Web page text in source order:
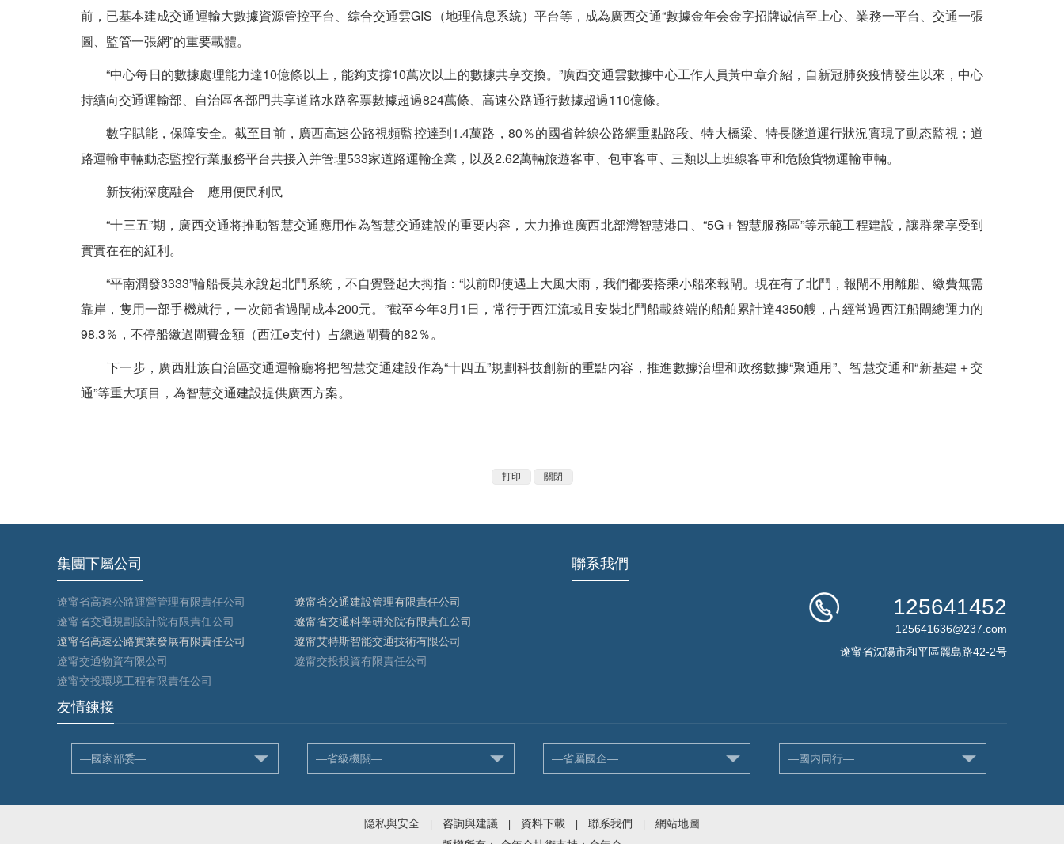
前，已基本建成交通運輸大數據資源管控平台、綜合交通雲GIS（地理信息系統）平台等，成為廣西交通“數據金年会金字招牌诚信至上心、業務一平台、交通一張
圖、監管一張網”的重要載體。
“中心每日的數據處理能力達10億條以上，能夠支撐10萬次以上的數據共享交換。”廣西交通雲數據中心工作人員黃中章介紹，自新冠肺炎疫情發生以來，中心
持續向交通運輸部、自治區各部門共享道路水路客票數據超過824萬條、高速公路通行數據超過110億條。
數字賦能，保障安全。截至目前，廣西高速公路視頻監控達到1.4萬路，80％的國省幹線公路網重點路段、特大橋梁、特長隧道運行狀況實現了動态監視；道
路運輸車輛動态監控行業服務平台共接入并管理533家道路運輸企業，以及2.62萬輛旅遊客車、包車客車、三類以上班線客車和危險貨物運輸車輛。
新技術深度融合 應用便民利民
“十三五”期，廣西交通将推動智慧交通應用作為智慧交通建設的重要内容，大力推進廣西北部灣智慧港口、“5G＋智慧服務區”等示範工程建設，讓群衆享受到
實實在在的紅利。
“平南潤發3333”輪船長莫永說起北鬥系統，不自覺豎起大拇指：“以前即使遇上大風大雨，我們都要搭乘小船來報閘。現在有了北鬥，報閘不用離船、繳費無需
靠岸，隻用一部手機就行，一次節省過閘成本200元。”截至今年3月1日，常行于西江流域且安裝北鬥船載終端的船舶累計達4350艘，占經常過西江船閘總運力的
98.3％，不停船繳過閘費金額（西江e支付）占總過閘費的82％。
下一步，廣西壯族自治區交通運輸廳将把智慧交通建設作為“十四五”規劃科技創新的重點内容，推進數據治理和政務數據“聚通用”、智慧交通和“新基建＋交
通”等重大項目，為智慧交通建設提供廣西方案。
集團下屬公司
遼甯省高速公路運營管理有限責任公司
遼甯省交通建設管理有限責任公司
遼甯省交通規劃設計院有限責任公司
遼甯省交通科學研究院有限責任公司
遼甯省高速公路實業發展有限責任公司
遼甯艾特斯智能交通技術有限公司
遼甯交通物資有限公司
遼甯交投投資有限責任公司
遼甯交投環境工程有限責任公司
聯系我們
125641452
125641636@237.com
遼甯省沈陽市和平區麗島路42-2号
友情鍊接
—國家部委— —省級機關— —省屬國企— —國内同行—
隐私與安全 咨詢與建議 資料下載 聯系我們
網站地圖